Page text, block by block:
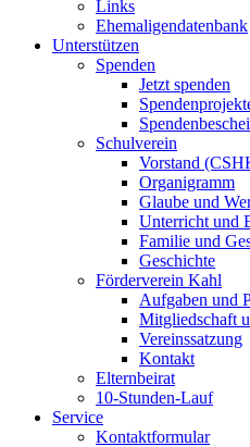
Links
Ehemaligendatenbank
Unterstützen
Spenden
Jetzt spenden
Schulverein
Vorstand
Organigramm
Glaube und
Unterricht und
Familie und
Geschichte
Förderverein Kahl
Aufgaben und
Mitgliedschaft
Vereinssatzung
Kontakt
Elternbeirat
10-Stunden-Lauf
Service
Kontaktformular